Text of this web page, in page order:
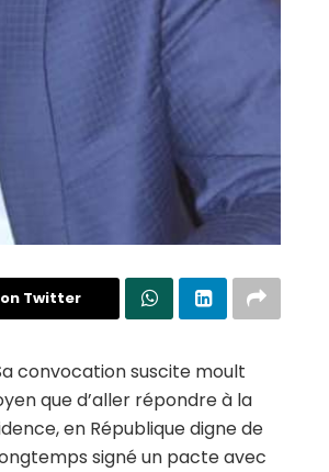
Twitter
convocation suscite moult
que d’aller répondre à la
en République digne de
signé un pacte avec